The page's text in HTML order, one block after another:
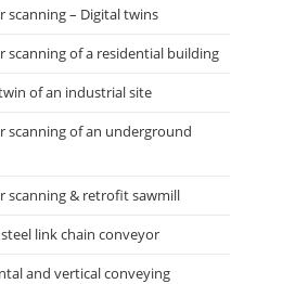
scanning – Digital twins
scanning of a residential building
of an industrial site
scanning of an underground
scanning & retrofit sawmill
steel link chain conveyor
and vertical conveying